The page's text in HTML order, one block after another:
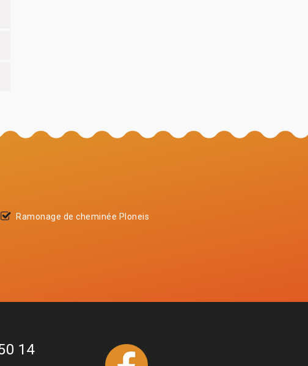
Ramonage de cheminée Ploneis
14